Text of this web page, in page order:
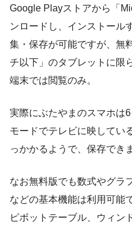
Google Playストアから「
ンロードし、インストール
集・保存が可能ですが、無
チ以下」のタブレットに限
端末では閲覧のみ。
実際にぶたやまのスマホは
モードでテレビに映してい
っかかるようで、保存でき
なお無料版でも数式やグラ
などの基本機能は利用可能
ピボットテーブル、ウィン